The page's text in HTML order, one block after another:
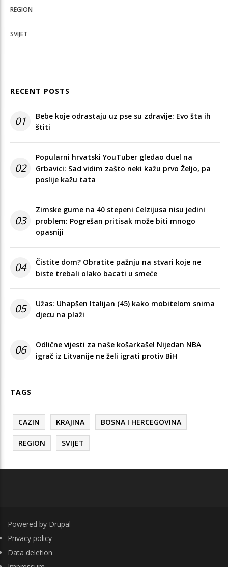
REGION
SVIJET
RECENT POSTS
01
Bebe koje odrastaju uz pse su zdravije: Evo šta ih
štiti
02
Popularni hrvatski YouTuber gledao duel na
Grbavici: Sad vidim zašto neki kažu prvo Željo, pa
poslije kažu tata
03
Zimske gume na 40 stepeni Celzijusa nisu jedini
problem: Pogrešan pritisak može biti mnogo
opasniji
04
Čistite dom? Obratite pažnju na stvari koje ne
biste trebali olako bacati u smeće
05
Užas: Uhapšen Italijan (45) kako mobitelom snima
djecu na plaži
06
Odlične vijesti za naše košarkaše! Nijedan NBA
igrač iz Litvanije ne želi igrati protiv BiH
TAGS
CAZIN KRAJINA BOSNA I HERCEGOVINA
REGION SVIJET
Powered by Drupal
FOOTER
Privacy policy
Data deletion